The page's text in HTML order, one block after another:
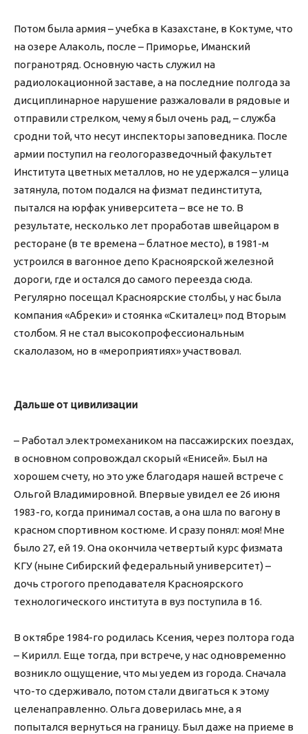
Потом была армия – учебка в Казахстане, в Коктуме, что
на озере Алаколь, после – Приморье, Иманский
погранотряд. Основную часть служил на
радиолокационной заставе, а на последние полгода за
дисциплинарное нарушение разжаловали в рядовые и
отправили стрелком, чему я был очень рад, – служба
сродни той, что несут инспекторы заповедника. После
армии поступил на геологоразведочный факультет
Института цветных металлов, но не удержался – улица
затянула, потом подался на физмат пединститута,
пытался на юрфак университета – все не то. В
результате, несколько лет проработав швейцаром в
ресторане (в те времена – блатное место), в 1981-м
устроился в вагонное депо Красноярской железной
дороги, где и остался до самого переезда сюда.
Регулярно посещал Красноярские столбы, у нас была
компания «Абреки» и стоянка «Скиталец» под Вторым
столбом. Я не стал высокопрофессиональным
скалолазом, но в «мероприятиях» участвовал.
Дальше от цивилизации
– Работал электромехаником на пассажирских поездах,
в основном сопровождал скорый «Енисей». Был на
хорошем счету, но это уже благодаря нашей встрече с
Ольгой Владимировной. Впервые увидел ее 26 июня
1983-го, когда принимал состав, а она шла по вагону в
красном спортивном костюме. И сразу понял: моя! Мне
было 27, ей 19. Она окончила четвертый курс физмата
КГУ (ныне Сибирский федеральный университет) –
дочь строгого преподавателя Красноярского
технологического института в вуз поступила в 16.
В октябре 1984-го родилась Ксения, через полтора года
– Кирилл. Еще тогда, при встрече, у нас одновременно
возникло ощущение, что мы уедем из города. Сначала
что-то сдерживало, потом стали двигаться к этому
целенаправленно. Ольга доверилась мне, а я
попытался вернуться на границу. Был даже на приеме в